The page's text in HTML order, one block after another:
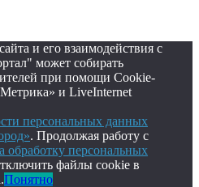
и его взаимодействия с
может собирать
при помощи Cookie-
и LiveInternet
персональных данных
. Продолжая работу с
обработку персональных
файлы cookie в
Понятно